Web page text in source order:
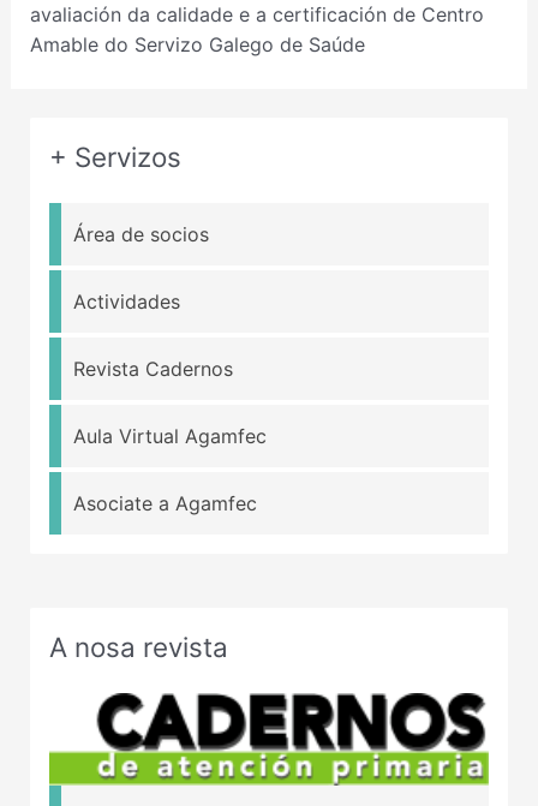
avaliación da calidade e a certificación de Centro
Amable do Servizo Galego de Saúde
+ Servizos
Área de socios
Actividades
Revista Cadernos
Aula Virtual Agamfec
Asociate a Agamfec
A nosa revista